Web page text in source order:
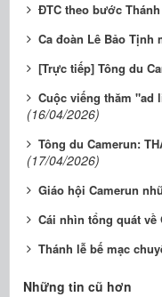
ĐTC theo bước
Ca đoàn Lê Bảo Tịnh
[Trực tiếp] Tông du
Cuộc viếng thăm "ad
(16/04/2026)
Tông du Camerun:
(17/04/2026)
Giáo hội Camerun
Cái nhìn tổng quát về
Thánh lễ bế mạc
Những tin cũ hơn